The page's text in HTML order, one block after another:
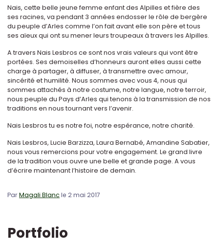
Nais, cette belle jeune femme enfant des Alpilles et fière des
ses racines, va pendant 3 années endosser le rôle de bergère
du peuple d’Arles comme l’on fait avant elle son père et tous
ses aïeux qui ont su mener leurs troupeaux à travers les Alpilles.
A travers Nais Lesbros ce sont nos vrais valeurs qui vont être
portées. Ses demoiselles d’honneurs auront elles aussi cette
charge à partager, à diffuser, à transmettre avec amour,
sincérité et humilité. Nous sommes avec vous 4, nous qui
sommes attachés à notre costume, notre langue, notre terroir,
nous peuple du Pays d’Arles qui tenons à la transmission de nos
traditions en nous tournant vers l’avenir.
Nais Lesbros tu es notre foi, notre espérance, notre charité.
Nais Lesbros, Lucie Barzizza, Laura Bernabé, Amandine Sabatier,
nous vous remercions pour votre engagement. Le grand livre
de la tradition vous ouvre une belle et grande page. A vous
d’écrire maintenant l’histoire de demain.
ParMagali Blanc le 2 mai 2017
Portfolio